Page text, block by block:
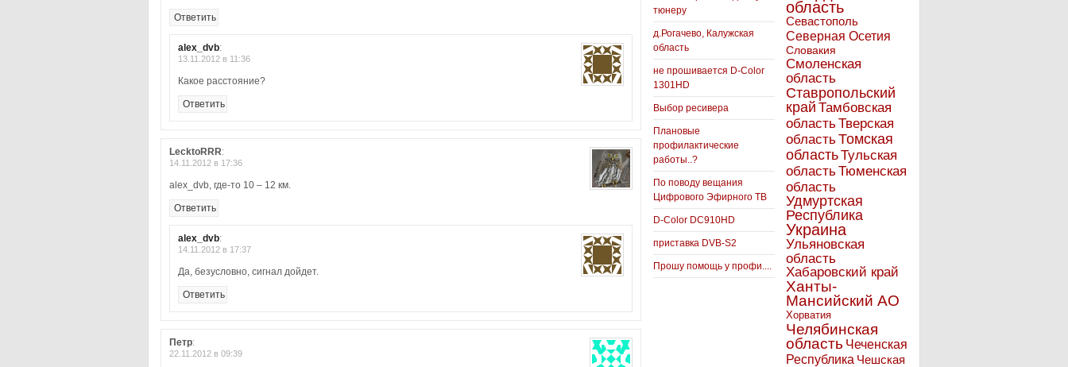
Ответить
alex_dvb:
13.11.2012 в 11:36
Какое расстояние?
Ответить
LecktoRRR:
14.11.2012 в 17:36
alex_dvb, где-то 10 – 12 км.
Ответить
alex_dvb:
14.11.2012 в 17:37
Да, безусловно, сигнал дойдет.
Ответить
Петр:
22.11.2012 в 09:39
тюнеру
д.Рогачево, Калужская
область
не прошивается D-Color
1301HD
Выбор ресивера
Плановые
профилактические
работы..?
По поводу вещания
Цифрового Эфирного ТВ
D-Color DC910HD
приставка DVB-S2
Прошу помощь у профи....
область
Севастополь
Северная Осетия
Словакия
Смоленская
область
Ставропольский
край Тамбовская
областьТверская
областьТомская
областьТульская
областьТюменская
область
Удмуртская
Республика
Украина
Ульяновская
область
Хабаровский край
Ханты-
Мансийский АО
Хорватия
Челябинская
область Чеченская
Республика Чешская